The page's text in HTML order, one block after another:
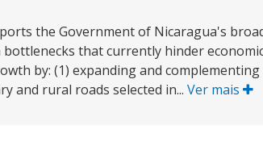
the Government of Nicaragua's
that currently hinder
by: (1) expanding and
and rural roads selected in... Ver mais